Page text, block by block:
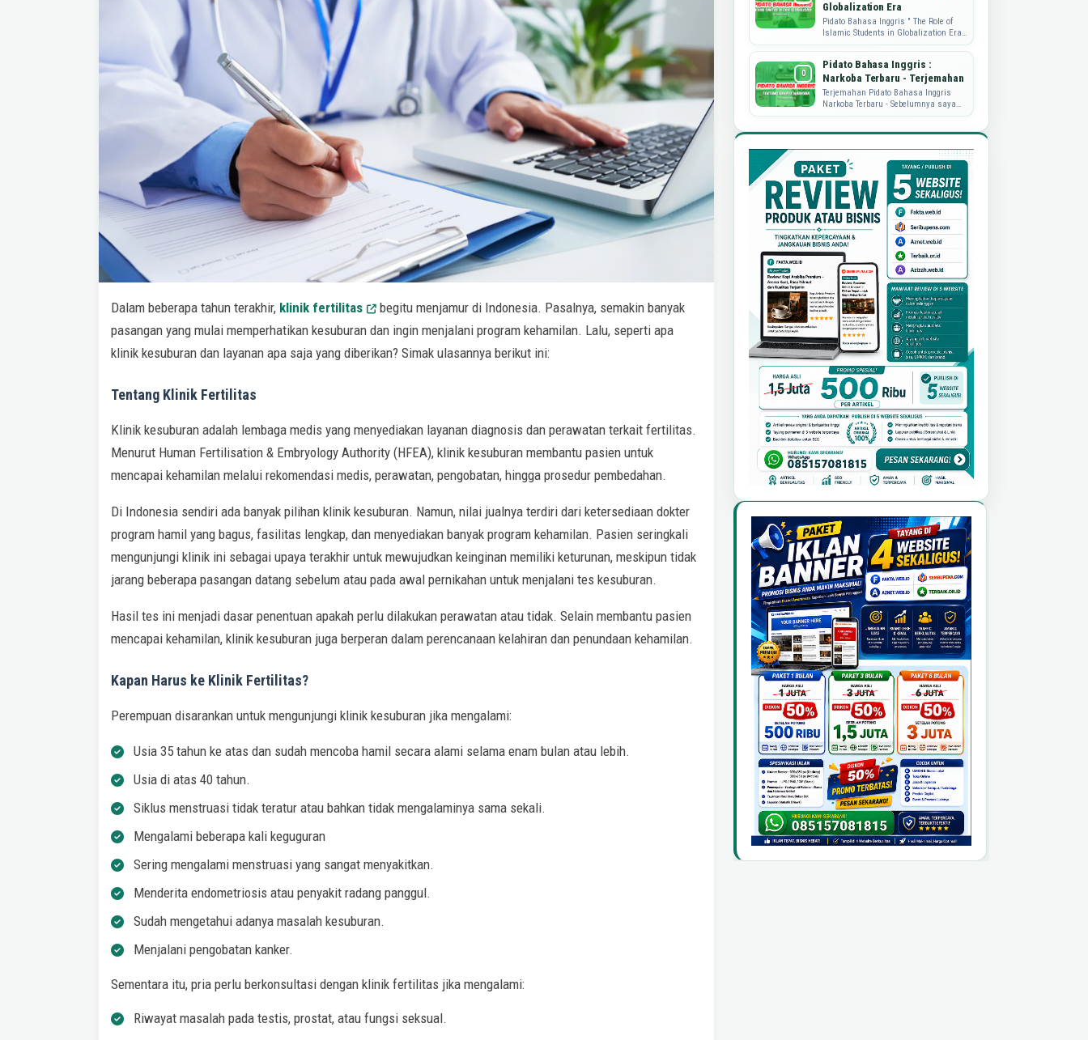
Dalam beberapa tahun terakhir, klinik fertilitas
begitu menjamur di Indonesia. Pasalnya, semakin banyak
pasangan yang mulai memperhatikan kesuburan dan ingin menjalani program kehamilan. Lalu, seperti apa
klinik kesuburan dan layanan apa saja yang diberikan? Simak ulasannya berikut ini:
Tentang Klinik Fertilitas
Klinik kesuburan adalah lembaga medis yang menyediakan layanan diagnosis dan perawatan terkait fertilitas.
Menurut Human Fertilisation & Embryology Authority (HFEA), klinik kesuburan membantu pasien untuk
mencapai kehamilan melalui rekomendasi medis, perawatan, pengobatan, hingga prosedur pembedahan.
Di Indonesia sendiri ada banyak pilihan klinik kesuburan. Namun, nilai jualnya terdiri dari ketersediaan dokter
program hamil yang bagus, fasilitas lengkap, dan menyediakan banyak program kehamilan. Pasien seringkali
mengunjungi klinik ini sebagai upaya terakhir untuk mewujudkan keinginan memiliki keturunan, meskipun tidak
jarang beberapa pasangan datang sebelum atau pada awal pernikahan untuk menjalani tes kesuburan.
Hasil tes ini menjadi dasar penentuan apakah perlu dilakukan perawatan atau tidak. Selain membantu pasien
mencapai kehamilan, klinik kesuburan juga berperan dalam perencanaan kelahiran dan penundaan kehamilan.
Kapan Harus ke Klinik Fertilitas?
Perempuan disarankan untuk mengunjungi klinik kesuburan jika mengalami:
Usia 35 tahun ke atas dan sudah mencoba hamil secara alami selama enam bulan atau lebih.
Usia di atas 40 tahun.
Siklus menstruasi tidak teratur atau bahkan tidak mengalaminya sama sekali.
Mengalami beberapa kali keguguran
Sering mengalami menstruasi yang sangat menyakitkan.
Menderita endometriosis atau penyakit radang panggul.
Sudah mengetahui adanya masalah kesuburan.
Menjalani pengobatan kanker.
Sementara itu, pria perlu berkonsultasi dengan klinik fertilitas jika mengalami:
Riwayat masalah pada testis, prostat, atau fungsi seksual.
Globalization Era
Pidato Bahasa Inggris " The Role of
Islamic Students in Globalization Era"
Pidato Bahasa Inggris kali ini akan
berbagi soal peran...
Pidato Bahasa Inggris :
Narkoba Terbaru - Terjemahan
Terjemahan Pidato Bahasa Inggris
Narkoba Terbaru - Sebelumnya saya
sudah pernah publish perihal Pidato
Namu...